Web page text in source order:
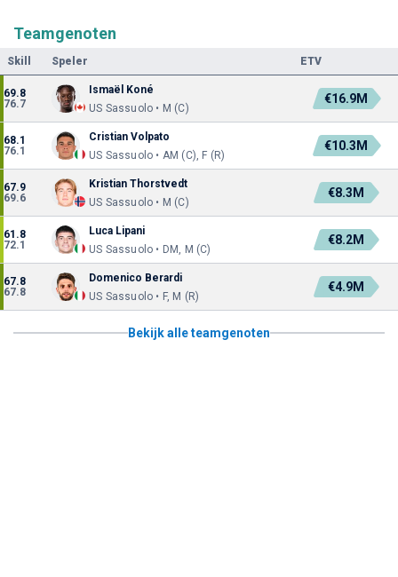
Teamgenoten
Skill Speler ETV
69.8
76.7
Ismaël Koné
US Sassuolo • M (C)
€16.9M
68.1
76.1
Cristian Volpato
US Sassuolo • AM (C), F (R)
€10.3M
67.9
69.6
Kristian Thorstvedt
US Sassuolo • M (C)
€8.3M
61.8
72.1
Luca Lipani
US Sassuolo • DM, M (C)
€8.2M
67.8
67.8
Domenico Berardi
US Sassuolo • F, M (R)
€4.9M
Bekijk alle teamgenoten